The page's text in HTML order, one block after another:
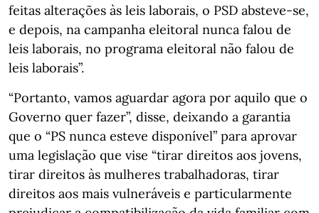
feitas alterações às leis laborais, o PSD absteve-se,
e depois, na campanha eleitoral nunca falou de
leis laborais, no programa eleitoral não falou de
leis laborais”.
“Portanto, vamos aguardar agora por aquilo que o
Governo quer fazer”, disse, deixando a garantia
que o “PS nunca esteve disponível” para aprovar
uma legislação que vise “tirar direitos aos jovens,
tirar direitos às mulheres trabalhadoras, tirar
direitos aos mais vulneráveis e particularmente